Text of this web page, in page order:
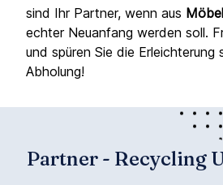
sind Ihr Partner, wenn aus
echter Neuanfang werden soll.
und spüren Sie die Erleichterung
Abholung!
Partner - Recycling